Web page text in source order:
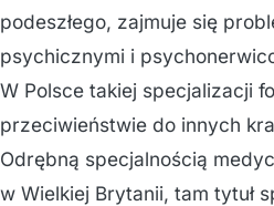
podeszłego, zajmuje się
psychicznymi i
W Polsce takiej specjalizacji
przeciwieństwie do innych
Odrębną specjalnością
w Wielkiej Brytanii, tam tytuł